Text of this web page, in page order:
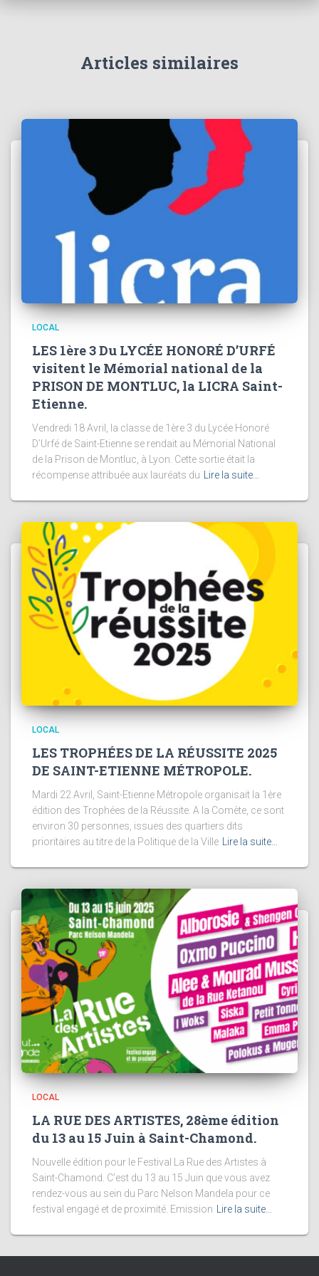
Articles similaires
LOCAL
LES 1ère 3 Du LYCÉE HONORÉ D’URFÉ
visitent le Mémorial national de la
PRISON DE MONTLUC, la LICRA Saint-
Etienne.
Vendredi 18 Avril, la classe de 1ère 3 du Lycée Honoré
D’Urfé de Saint-Etienne se rendait au Mémorial National
de la Prison de Montluc, à Lyon. Cette sortie était la
récompense attribuée aux lauréats du
Lire la suite…
LOCAL
LES TROPHÉES DE LA RÉUSSITE 2025
DE SAINT-ETIENNE MÉTROPOLE.
Mardi 22 Avril, Saint-Etienne Métropole organisait la 1ère
édition des Trophées de la Réussite. A la Comète, ce sont
environ 30 personnes, issues des quartiers dits
prioritaires au titre de la Politique de la Ville Lire la suite…
LOCAL
LA RUE DES ARTISTES, 28ème édition
du 13 au 15 Juin à Saint-Chamond.
Nouvelle édition pour le Festival La Rue des Artistes à
Saint-Chamond. C’est du 13 au 15 Juin que vous avez
rendez-vous au sein du Parc Nelson Mandela pour ce
festival engagé et de proximité. Emission
Lire la suite…